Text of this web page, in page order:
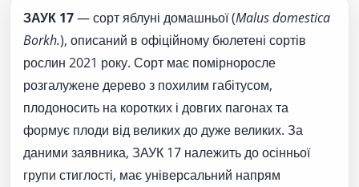
ЗАУК 17— сорт яблуні домашньої (Malus domestica
Borkh.), описаний в офіційному бюлетені сортів
рослин 2021 року. Сорт має помірноросле
розгалужене дерево з похилим габітусом,
плодоносить на коротких і довгих пагонах та
формує плоди від великих до дуже великих. За
даними заявника, ЗАУК 17 належить до осінньої
групи стиглості, має універсальний напрям